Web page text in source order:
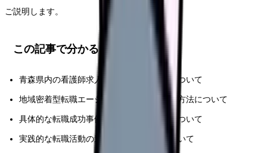
ご説明します。
この記事で分かること
青森県内の看護師求人市場の現状と特徴について
地域密着型転職エージェントの特徴と活用方法について
具体的な転職成功事例と給与水準の分析について
実践的な転職活動の進め方とポイントについて